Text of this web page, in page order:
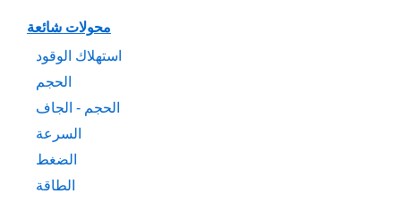
محولات شائعة
استهلاك الوقود
الحجم
الحجم - الجاف
السرعة
الضغط
الطاقة